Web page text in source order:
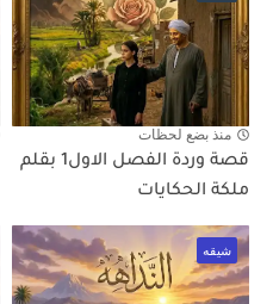
منذ بضع لحظات
قصة وردة الفصل الاول1 بقلم
ملكة الحكايات
شيقه